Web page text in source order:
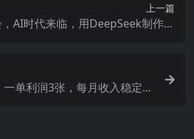
上一篇
AI时代来临，用DeepSeek制作爆
单利润3张，每月收入稳定过